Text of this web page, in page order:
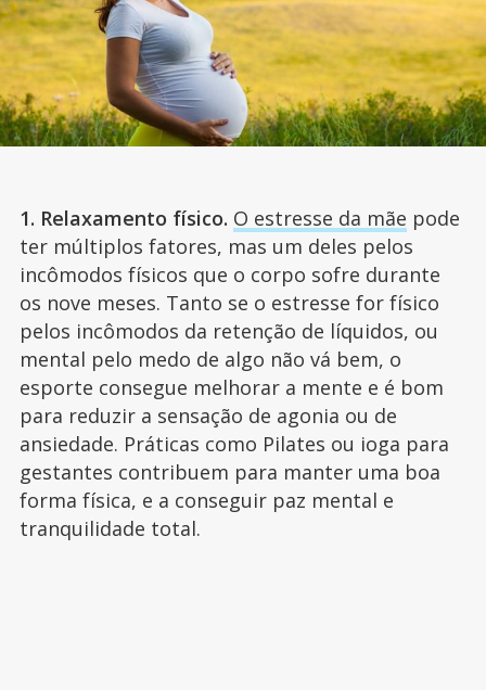
1. Relaxamento físico. O estresse da mãe pode
ter múltiplos fatores, mas um deles pelos
incômodos físicos que o corpo sofre durante
os nove meses. Tanto se o estresse for físico
pelos incômodos da retenção de líquidos, ou
mental pelo medo de algo não vá bem, o
esporte consegue melhorar a mente e é bom
para reduzir a sensação de agonia ou de
ansiedade. Práticas como Pilates ou ioga para
gestantes contribuem para manter uma boa
forma física, e a conseguir paz mental e
tranquilidade total.